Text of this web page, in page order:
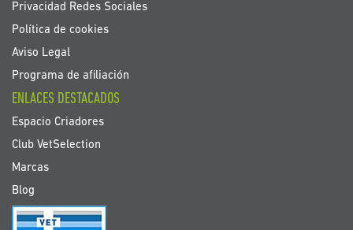
Privacidad Redes Sociales
Política de cookies
Aviso Legal
Programa de afiliación
ENLACES DESTACADOS
Espacio Criadores
Club VetSelection
Marcas
Blog